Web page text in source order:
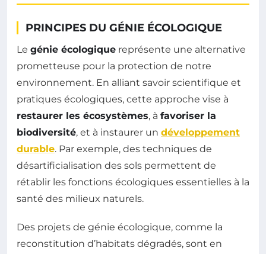
PRINCIPES DU GÉNIE ÉCOLOGIQUE
Le génie écologique représente une alternative
prometteuse pour la protection de notre
environnement. En alliant savoir scientifique et
pratiques écologiques, cette approche vise à
restaurer les écosystèmes, à favoriser la
biodiversité, et à instaurer un développement
durable. Par exemple, des techniques de
désartificialisation des sols permettent de
rétablir les fonctions écologiques essentielles à la
santé des milieux naturels.
Des projets de génie écologique, comme la
reconstitution d’habitats dégradés, sont en